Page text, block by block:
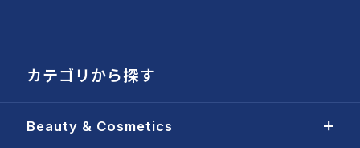
カテゴリから探す
Beauty & Cosmetics